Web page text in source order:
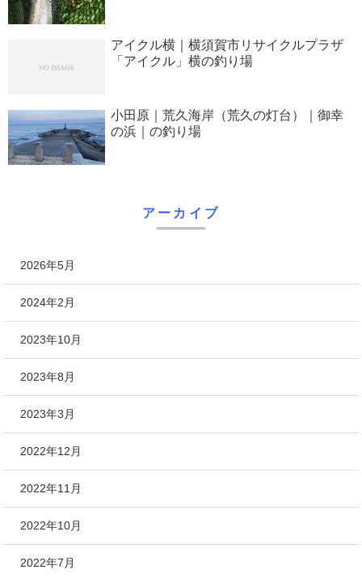
アイクル横｜横須賀市リサイクルプラザ
「アイクル」横の釣り場
小田原｜荒久海岸（荒久の灯台）｜御幸
の浜｜の釣り場
アーカイブ
2026年5月
2024年2月
2023年10月
2023年8月
2023年3月
2022年12月
2022年11月
2022年10月
2022年7月